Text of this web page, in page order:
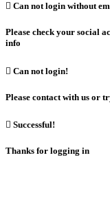
 Can not login without
Please check your social
info
 Can not login!
Please contact with us or
 Successful!
Thanks for logging in